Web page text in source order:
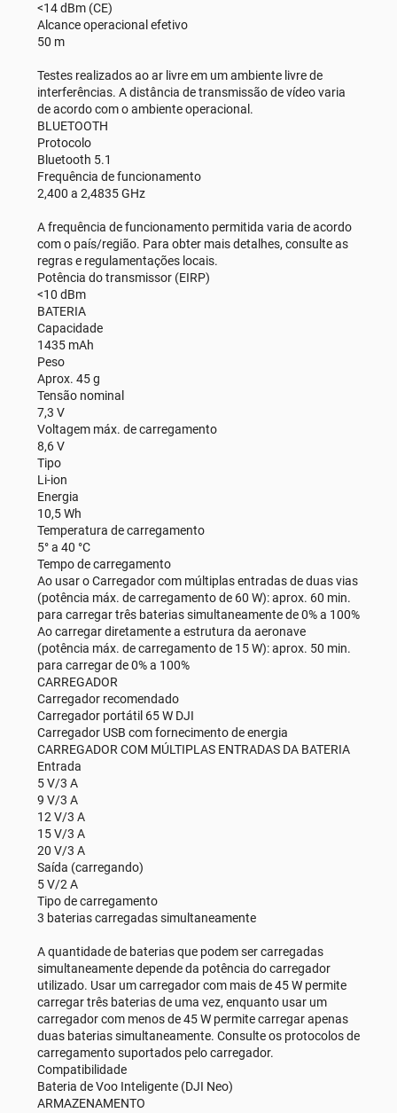
<14 dBm (CE)
Alcance operacional efetivo
50 m
Testes realizados ao ar livre em um ambiente livre de
interferências. A distância de transmissão de vídeo varia
de acordo com o ambiente operacional.
BLUETOOTH
Protocolo
Bluetooth 5.1
Frequência de funcionamento
2,400 a 2,4835 GHz
A frequência de funcionamento permitida varia de acordo
com o país/região. Para obter mais detalhes, consulte as
regras e regulamentações locais.
Potência do transmissor (EIRP)
<10 dBm
BATERIA
Capacidade
1435 mAh
Peso
Aprox. 45 g
Tensão nominal
7,3 V
Voltagem máx. de carregamento
8,6 V
Tipo
Li-ion
Energia
10,5 Wh
Temperatura de carregamento
5° a 40 °C
Tempo de carregamento
Ao usar o Carregador com múltiplas entradas de duas vias
(potência máx. de carregamento de 60 W): aprox. 60 min.
para carregar três baterias simultaneamente de 0% a 100%
Ao carregar diretamente a estrutura da aeronave
(potência máx. de carregamento de 15 W): aprox. 50 min.
para carregar de 0% a 100%
CARREGADOR
Carregador recomendado
Carregador portátil 65 W DJI
Carregador USB com fornecimento de energia
CARREGADOR COM MÚLTIPLAS ENTRADAS DA BATERIA
Entrada
5 V/3 A
9 V/3 A
12 V/3 A
15 V/3 A
20 V/3 A
Saída (carregando)
5 V/2 A
Tipo de carregamento
3 baterias carregadas simultaneamente
A quantidade de baterias que podem ser carregadas
simultaneamente depende da potência do carregador
utilizado. Usar um carregador com mais de 45 W permite
carregar três baterias de uma vez, enquanto usar um
carregador com menos de 45 W permite carregar apenas
duas baterias simultaneamente. Consulte os protocolos de
carregamento suportados pelo carregador.
Compatibilidade
Bateria de Voo Inteligente (DJI Neo)
ARMAZENAMENTO